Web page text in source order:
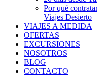
Por qué
Viajes Desierto
VIAJES A MEDIDA
OFERTAS
EXCURSIONES
NOSOTROS
BLOG
CONTACTO